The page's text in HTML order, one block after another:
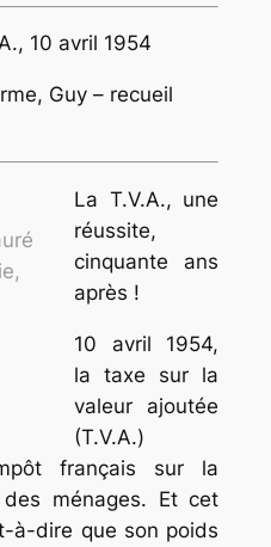
10 avril 1954
Guy – recueil
La T.V.A., une
réussite,
cinquante ans
après !
10 avril 1954,
la taxe sur la
valeur ajoutée
(T.V.A.)
français sur la
ménages. Et cet
à-dire que son poids